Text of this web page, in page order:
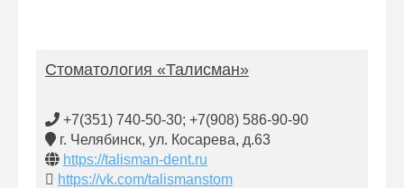
Стоматология «Талисман»
+7(351) 740-50-30; +7(908) 586-90-90
г. Челябинск, ул. Косарева, д.63
https://talisman-dent.ru
https://vk.com/talismanstom